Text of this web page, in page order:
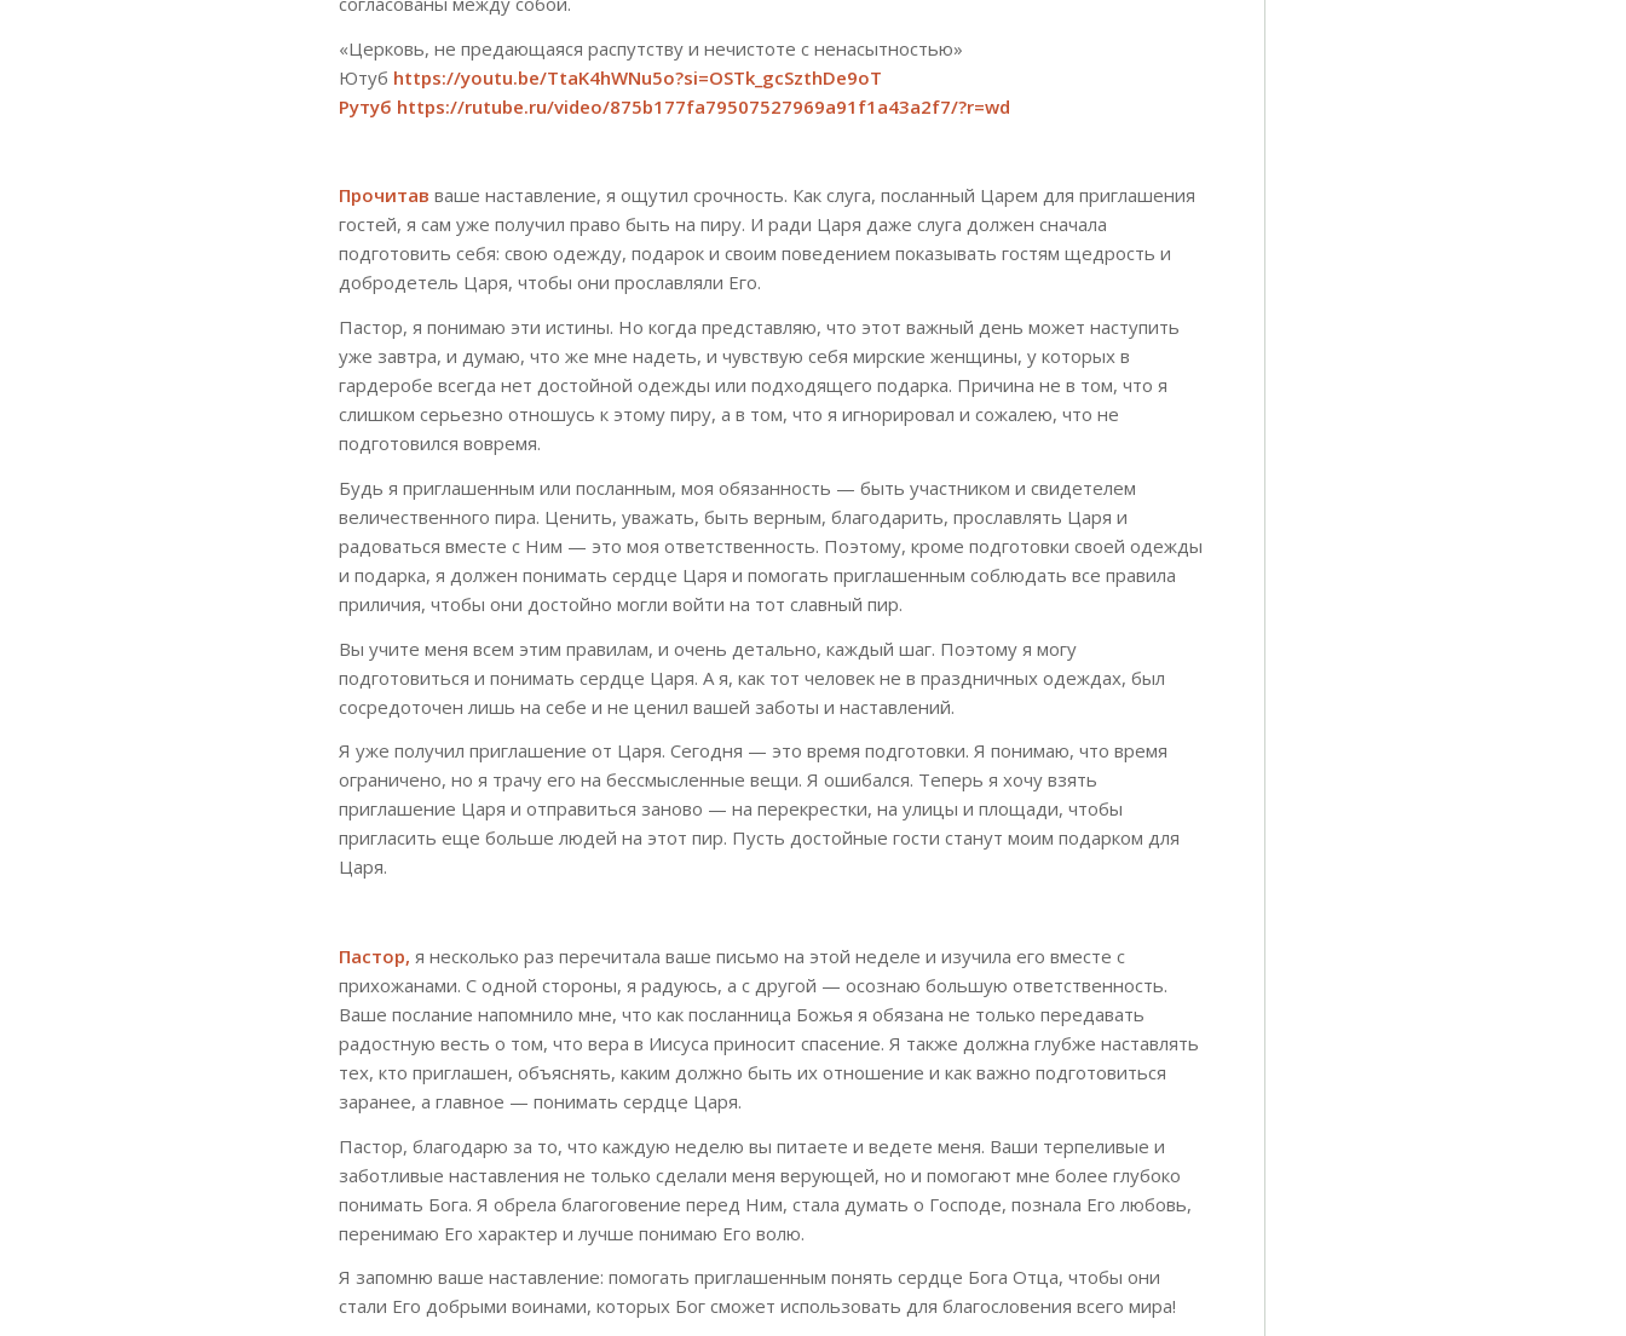
«Церковь, не предающаяся распутству и нечистоте с ненасытностью»
Ютуб https://youtu.be/TtaK4hWNu5o?si=OSTk_gcSzthDe9oT
Рутуб https://rutube.ru/video/875b177fa79507527969a91f1a43a2f7/?r=wd
Прочитав ваше наставление, я ощутил срочность. Как слуга, посланный Царем для приглашения
гостей, я сам уже получил право быть на пиру. И ради Царя даже слуга должен сначала
подготовить себя: свою одежду, подарок и своим поведением показывать гостям щедрость и
добродетель Царя, чтобы они прославляли Его.
Пастор, я понимаю эти истины. Но когда представляю, что этот важный день может наступить
уже завтра, и думаю, что же мне надеть, и чувствую себя мирские женщины, у которых в
гардеробе всегда нет достойной одежды или подходящего подарка. Причина не в том, что я
слишком серьезно отношусь к этому пиру, а в том, что я игнорировал и сожалею, что не
подготовился вовремя.
Будь я приглашенным или посланным, моя обязанность — быть участником и свидетелем
величественного пира. Ценить, уважать, быть верным, благодарить, прославлять Царя и
радоваться вместе с Ним — это моя ответственность. Поэтому, кроме подготовки своей одежды
и подарка, я должен понимать сердце Царя и помогать приглашенным соблюдать все правила
приличия, чтобы они достойно могли войти на тот славный пир.
Вы учите меня всем этим правилам, и очень детально, каждый шаг. Поэтому я могу
подготовиться и понимать сердце Царя. А я, как тот человек не в праздничных одеждах, был
сосредоточен лишь на себе и не ценил вашей заботы и наставлений.
Я уже получил приглашение от Царя. Сегодня — это время подготовки. Я понимаю, что время
ограничено, но я трачу его на бессмысленные вещи. Я ошибался. Теперь я хочу взять
приглашение Царя и отправиться заново — на перекрестки, на улицы и площади, чтобы
пригласить еще больше людей на этот пир. Пусть достойные гости станут моим подарком для
Царя.
Пастор, я несколько раз перечитала ваше письмо на этой неделе и изучила его вместе с
прихожанами. С одной стороны, я радуюсь, а с другой — осознаю большую ответственность.
Ваше послание напомнило мне, что как посланница Божья я обязана не только передавать
радостную весть о том, что вера в Иисуса приносит спасение. Я также должна глубже наставлять
тех, кто приглашен, объяснять, каким должно быть их отношение и как важно подготовиться
заранее, а главное — понимать сердце Царя.
Пастор, благодарю за то, что каждую неделю вы питаете и ведете меня. Ваши терпеливые и
заботливые наставления не только сделали меня верующей, но и помогают мне более глубоко
понимать Бога. Я обрела благоговение перед Ним, стала думать о Господе, познала Его любовь,
перенимаю Его характер и лучше понимаю Его волю.
Я запомню ваше наставление: помогать приглашенным понять сердце Бога Отца, чтобы они
стали Его добрыми воинами, которых Бог сможет использовать для благословения всего мира!